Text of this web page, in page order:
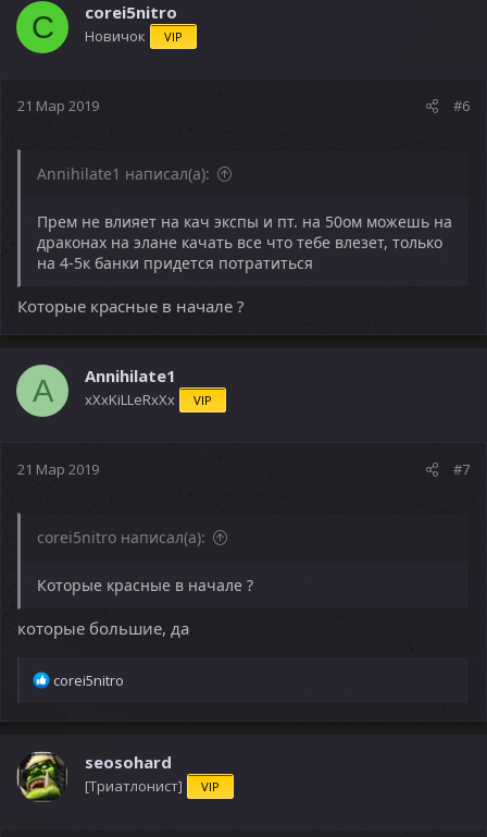
C corei5nitro
Новичок VIP
21 Мар 2019 #6
Annihilate1 написал(а):
Прем не влияет на кач экспы и пт. на 50ом можешь на
драконах на элане качать все что тебе влезет, только
на 4-5к банки придется потратиться
Которые красные в начале ?
A Annihilate1
хХхKiLLeRxXx VIP
21 Мар 2019 #7
corei5nitro написал(а):
Которые красные в начале ?
которые большие, да
Р
а
ц
и
и
corei5nitro
seosohard
[Триатлонист] VIP